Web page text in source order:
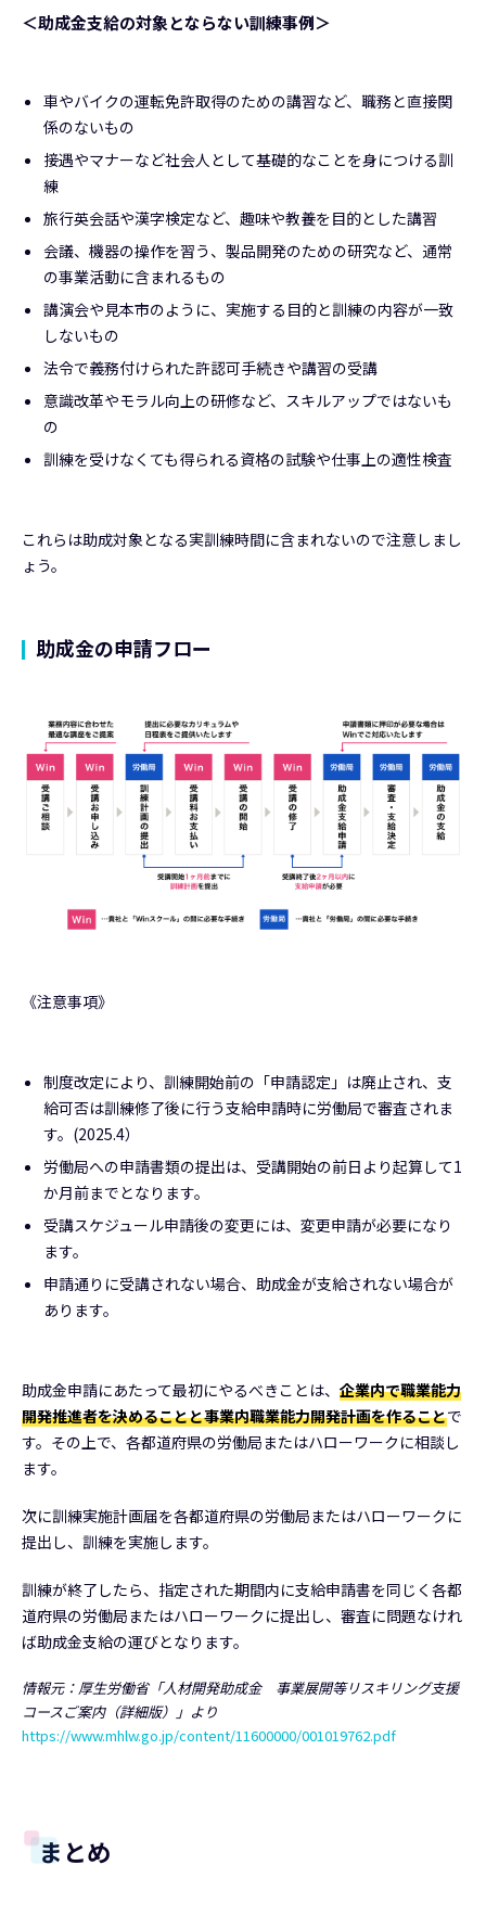
＜助成金支給の対象とならない訓練事例＞
車やバイクの運転免許取得のための講習など、職務と直接関
係のないもの
接遇やマナーなど社会人として基礎的なことを身につける訓
練
旅行英会話や漢字検定など、趣味や教養を目的とした講習
会議、機器の操作を習う、製品開発のための研究など、通常
の事業活動に含まれるもの
講演会や見本市のように、実施する目的と訓練の内容が一致
しないもの
法令で義務付けられた許認可手続きや講習の受講
意識改革やモラル向上の研修など、スキルアップではないも
の
訓練を受けなくても得られる資格の試験や仕事上の適性検査
これらは助成対象となる実訓練時間に含まれないので注意しまし
ょう。
助成金の申請フロー
《注意事項》
制度改定により、訓練開始前の「申請認定」は廃止され、支
給可否は訓練修了後に行う支給申請時に労働局で審査されま
す。(2025.4）
労働局への申請書類の提出は、受講開始の前日より起算して1
か月前までとなります。
受講スケジュール申請後の変更には、変更申請が必要になり
ます。
申請通りに受講されない場合、助成金が支給されない場合が
あります。
助成金申請にあたって最初にやるべきことは、 企業内で職業能力
開発推進者を決めることと事業内職業能力開発計画を作ることで
す。その上で、各都道府県の労働局またはハローワークに相談し
ます。
次に訓練実施計画届を各都道府県の労働局またはハローワークに
提出し、訓練を実施します。
訓練が終了したら、指定された期間内に支給申請書を同じく各都
道府県の労働局またはハローワークに提出し、審査に問題なけれ
ば助成金支給の運びとなります。
情報元：厚生労働省「人材開発助成金 事業展開等リスキリング支援
コースご案内（詳細版）」より
https://www.mhlw.go.jp/content/11600000/001019762.pdf
まとめ